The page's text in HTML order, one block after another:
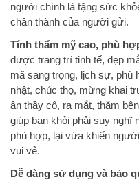
người chính là tặng sức
chân thành của người gửi.
Tính thẩm mỹ cao, phù
được trang trí tinh tế, đẹp
mã sang trọng, lịch sự, phù
nhật, chúc thọ, mừng khai
ân thầy cô, ra mắt, thăm
giúp bạn khỏi phải suy nghĩ
phù hợp, lại vừa khiến
vui vẻ.
Dễ dàng sử dụng và bảo